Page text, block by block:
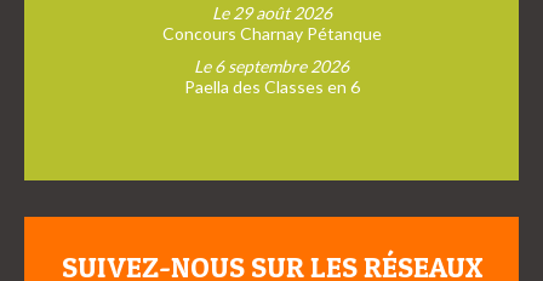
Le 29 août 2026
Concours Charnay Pétanque
Le 6 septembre 2026
Paella des Classes en 6
SUIVEZ-NOUS SUR LES RÉSEAUX